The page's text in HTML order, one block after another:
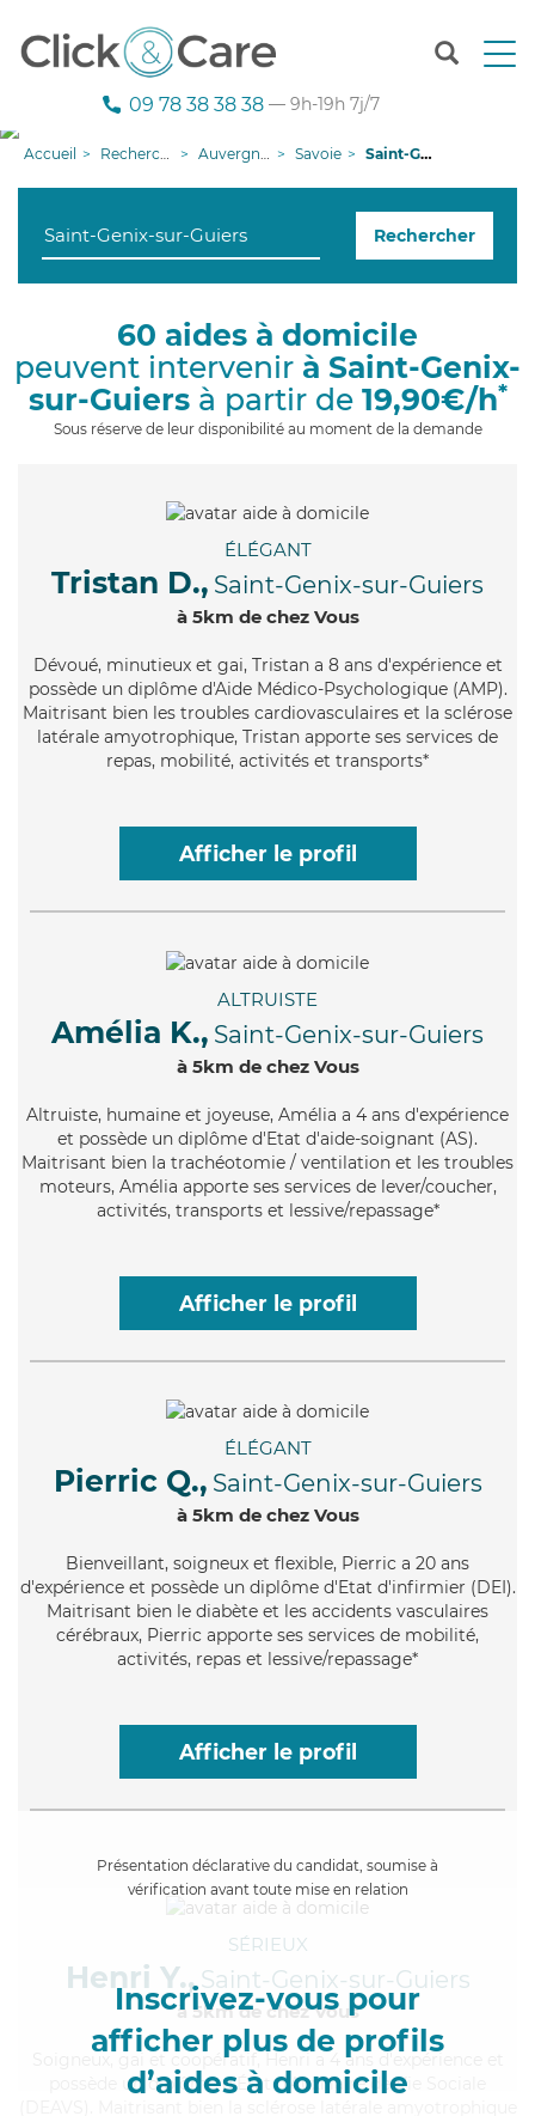
T
n
g
i
o
09 78 38 38 38 — 9h-19h 7j/7
Accueil Recherche aide à domicile Auvergne-Rhône-Alpes Savoie Saint-Genix-sur-Guiers
Rechercher
60 aides à domicile
peuvent intervenir à Saint-Genix-
sur-Guiersà partir de 19,90€/h*
Sous réserve de leur disponibilité au moment de la demande
ÉLÉGANT
Tristan D., Saint-Genix-sur-Guiers
à 5km de chez Vous
Dévoué, minutieux et gai, Tristan a 8 ans d'expérience et
possède un diplôme d'Aide Médico-Psychologique (AMP).
Maitrisant bien les troubles cardiovasculaires et la sclérose
latérale amyotrophique, Tristan apporte ses services de
repas, mobilité, activités et transports*
Afficher le profil
ALTRUISTE
Amélia K., Saint-Genix-sur-Guiers
à 5km de chez Vous
Altruiste, humaine et joyeuse, Amélia a 4 ans d'expérience
et possède un diplôme d'Etat d'aide-soignant (AS).
Maitrisant bien la trachéotomie / ventilation et les troubles
moteurs, Amélia apporte ses services de lever/coucher,
activités, transports et lessive/repassage*
Afficher le profil
ÉLÉGANT
Pierric Q., Saint-Genix-sur-Guiers
à 5km de chez Vous
Bienveillant, soigneux et flexible, Pierric a 20 ans
d'expérience et possède un diplôme d'Etat d'infirmier (DEI).
Maitrisant bien le diabète et les accidents vasculaires
cérébraux, Pierric apporte ses services de mobilité,
activités, repas et lessive/repassage*
Afficher le profil
Présentation déclarative du candidat, soumise à
vérification avant toute mise en relation
Inscrivez-vous pour
afficher plus de profils
d’aides à domicile
SÉRIEUX
Henri Y., Saint-Genix-sur-Guiers
à 5km de chez Vous
, gai et coopératif, Henri a 4 ans d'expérience et
possède un diplôme d'État d'Auxiliaire de Vie Sociale